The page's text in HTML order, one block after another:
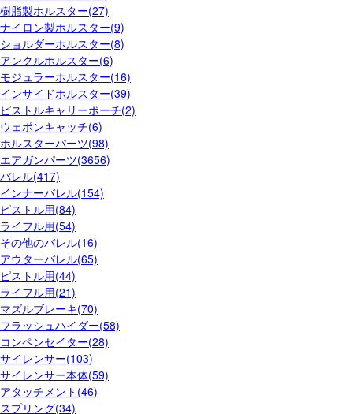
樹脂製ホルスター(27)
ナイロン製ホルスター(9)
ショルダーホルスター(8)
アンクルホルスター(6)
モジュラーホルスター(16)
インサイドホルスター(39)
ピストルキャリーポーチ(2)
ウェポンキャッチ(6)
ホルスターパーツ(98)
エアガンパーツ(3656)
バレル(417)
インナーバレル(154)
ピストル用(84)
ライフル用(54)
その他のバレル(16)
アウターバレル(65)
ピストル用(44)
ライフル用(21)
マズルブレーキ(70)
フラッシュハイダー(58)
コンペンセイター(28)
サイレンサー(103)
サイレンサー本体(59)
アタッチメント(46)
スプリング(34)